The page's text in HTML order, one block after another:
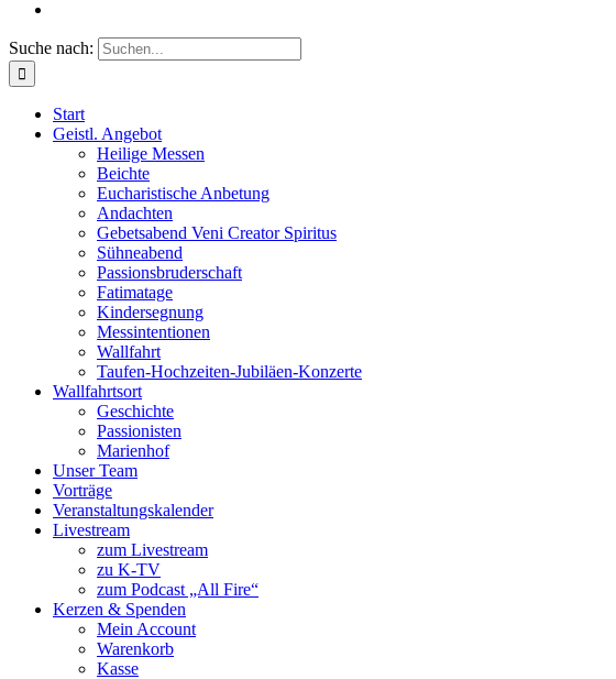
Suche nach:
Start
Geistl. Angebot
Heilige Messen
Beichte
Eucharistische Anbetung
Andachten
Gebetsabend Veni Creator Spiritus
Sühneabend
Passionsbruderschaft
Fatimatage
Kindersegnung
Messintentionen
Wallfahrt
Taufen-Hochzeiten-Jubiläen-Konzerte
Wallfahrtsort
Geschichte
Passionisten
Marienhof
Unser Team
Vorträge
Veranstaltungskalender
Livestream
zum Livestream
zu K-TV
zum Podcast „All Fire“
Kerzen & Spenden
Mein Account
Warenkorb
Kasse